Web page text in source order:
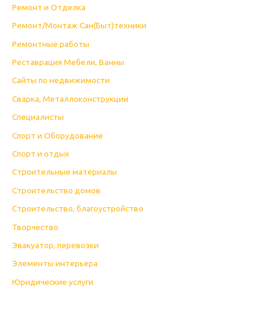
Ремонт и Отделка
Ремонт/Монтаж Сан(Быт)техники
Ремонтные работы
Реставрация Мебели, Ванны
Сайты по недвижимости
Сварка, Металлоконструкции
Специалисты
Спорт и Оборудование
Спорт и отдых
Строительные материалы
Строительство домов
Строительство, благоустройство
Творчество
Эвакуатор, перевозки
Элементы интерьера
Юридические услуги